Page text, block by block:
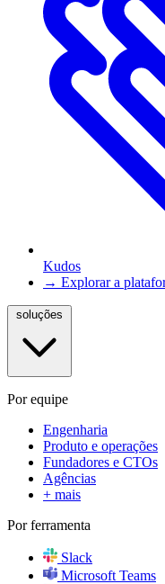
Kudos
→ Explorar a
Por equipe
Engenharia
Produto e operações
Fundadores e CTOs
Agências
+ mais
Por ferramenta
Slack
Microsoft Teams